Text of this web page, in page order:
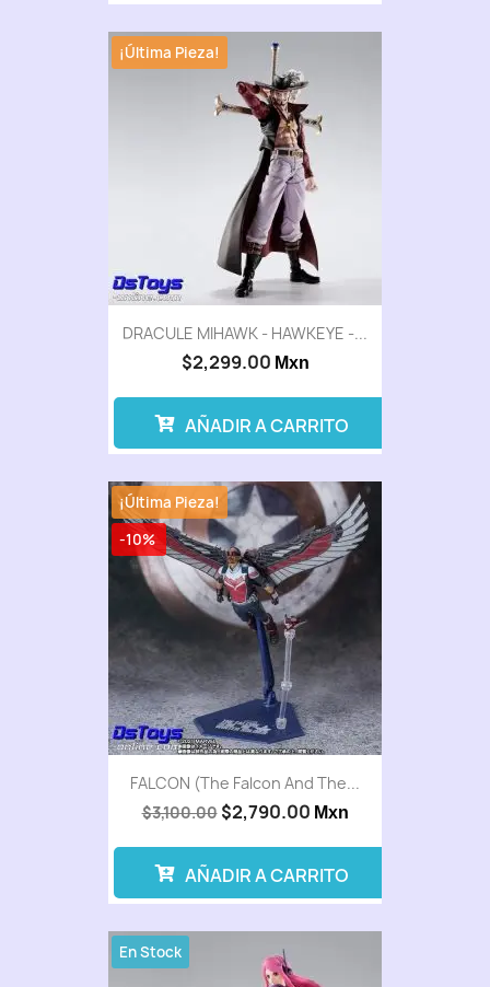
DRACULE MIHAWK - HAWKEYE -...
$2,299.00 Mxn
¡Última Pieza!
AÑADIR A CARRITO
FALCON (The Falcon And The...
$3,100.00 $2,790.00 Mxn
-10%
¡Última Pieza!
AÑADIR A CARRITO
En Stock